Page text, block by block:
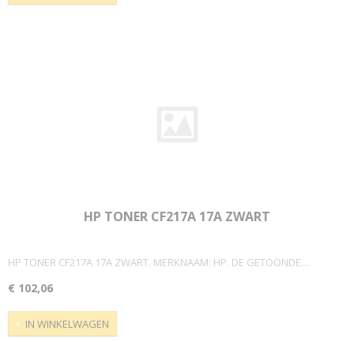
HP TONER CF217A 17A ZWART
HP TONER CF217A 17A ZWART. MERKNAAM: HP. DE GETOONDE…
€ 102,06
IN WINKELWAGEN